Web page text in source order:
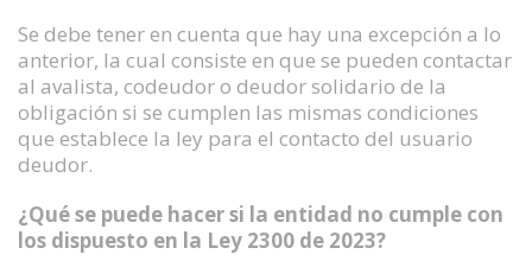
Se debe tener en cuenta que hay una excepción a lo
anterior, la cual consiste en que se pueden contactar
al avalista, codeudor o deudor solidario de la
obligación si se cumplen las mismas condiciones
que establece la ley para el contacto del usuario
deudor.
¿Qué se puede hacer si la entidad no cumple con
los dispuesto en la Ley 2300 de 2023?